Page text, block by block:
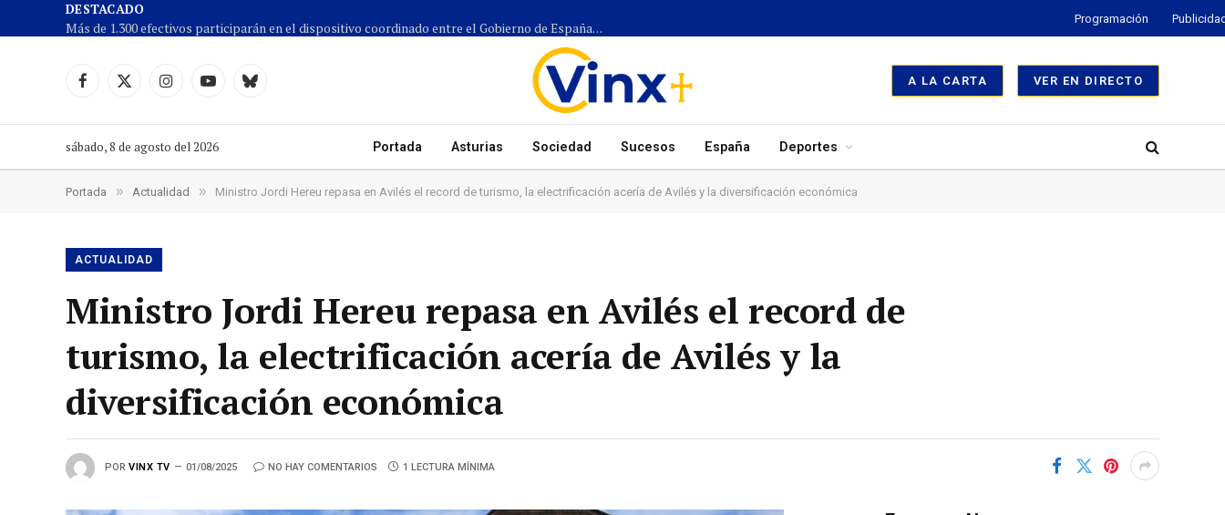
DESTACADO
Más de 1.300 efectivos participarán en el dispositivo coordinado entre el Gobierno de España, el Principado de Asturias y los ayuntamientos para el eclipse del 12 de agosto
Programación
Facebook
X
InstagramYouTubeCielo
A LA CARTA VER EN DIRECTO
sábado, 8 de agosto del 2026 Portada Asturias Sociedad Sucesos España Deportes
Portada » Actualidad » Ministro Jordi Hereu repasa en Avilés el record de turismo, la electrificación acería de Avilés y la diversificación económica
ACTUALIDAD
Ministro Jordi Hereu repasa en Avilés el record de
turismo, la electrificación acería de Avilés y la
diversificación económica
POR VINX TV 01/08/2025 NO HAY COMENTARIOS 1 LECTURA MÍNIMA